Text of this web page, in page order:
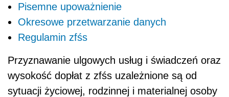
Pisemne upoważnienie
Okresowe przetwarzanie danych
Regulamin zfśs
Przyznawanie ulgowych usług i świadczeń oraz
wysokość dopłat z zfśs uzależnione są od
sytuacji życiowej, rodzinnej i materialnej osoby